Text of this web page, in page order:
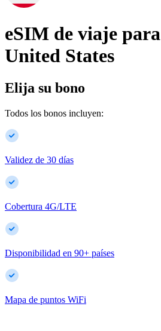
eSIM de viaje para
United States
Elija su bono
Todos los bonos incluyen:
Validez de 30 días
Cobertura 4G/LTE
Disponibilidad en 90+ países
Mapa de puntos WiFi